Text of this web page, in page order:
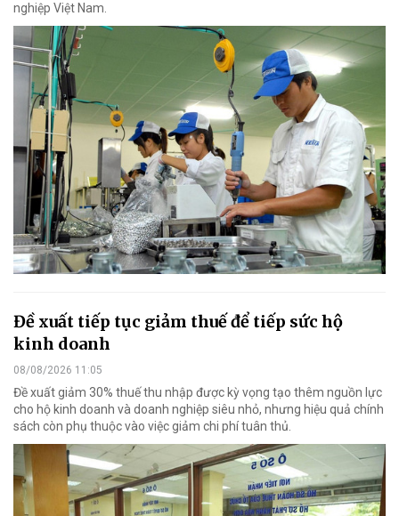
nghiệp Việt Nam.
Đề xuất tiếp tục giảm thuế để tiếp sức hộ
kinh doanh
08/08/2026 11:05
Đề xuất giảm 30% thuế thu nhập được kỳ vọng tạo thêm nguồn lực
cho hộ kinh doanh và doanh nghiệp siêu nhỏ, nhưng hiệu quả chính
sách còn phụ thuộc vào việc giảm chi phí tuân thủ.